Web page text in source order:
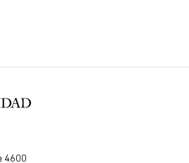
4600